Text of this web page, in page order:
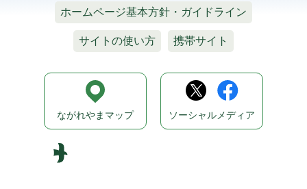
ホームページ基本方針・ガイドライン
サイトの使い方 携帯サイト
ながれやまマップ ソーシャルメディア